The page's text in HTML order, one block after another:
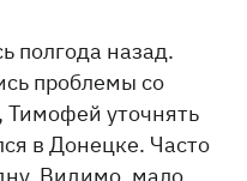
полгода назад.
проблемы со
уточнять
в Донецке. Часто